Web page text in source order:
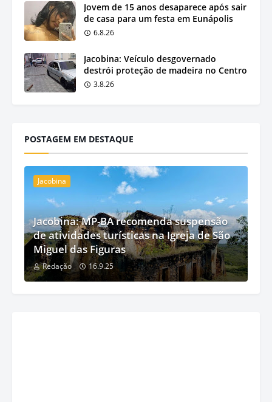
Jovem de 15 anos desaparece após sair
de casa para um festa em Eunápolis
6.8.26
Jacobina: Veículo desgovernado
destrói proteção de madeira no Centro
3.8.26
POSTAGEM EM DESTAQUE
Jacobina
Jacobina: MP-BA recomenda suspensão
de atividades turísticas na Igreja de São
Miguel das Figuras
Redação 16.9.25